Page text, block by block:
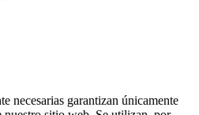
necesarias garantizan únicamente